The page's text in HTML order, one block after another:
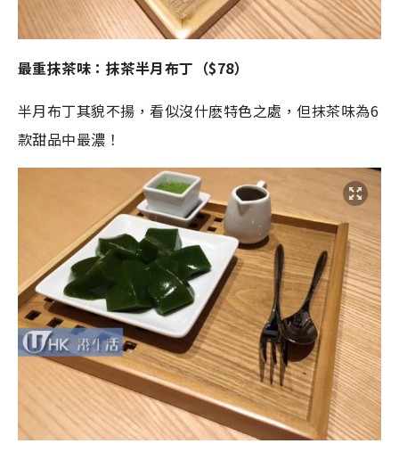
最重抹茶味：抹茶半月布丁（$78）
半月布丁其貌不揚，看似沒什麽特色之處，但抹茶味為6
款甜品中最濃！